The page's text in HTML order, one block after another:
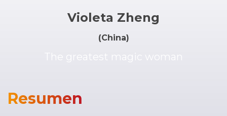
Violeta Zheng
(China)
Resumen